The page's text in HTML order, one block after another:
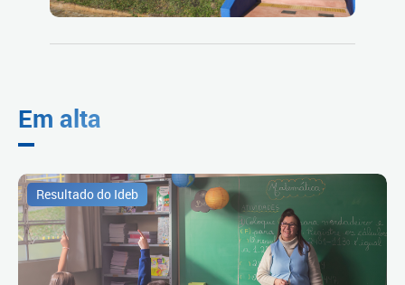
Em alta
Resultado do Ideb